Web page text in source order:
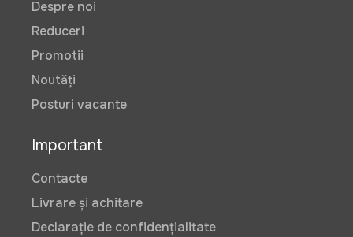
Despre noi
Reduceri
Promotii
Noutăți
Posturi vacante
Important
Contacte
Livrare și achitare
Declarație de confidențialitate